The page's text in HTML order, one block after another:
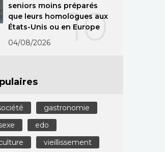
10
seniors moins préparés
que leurs homologues aux
États-Unis ou en Europe
04/08/2026
gastronomie
edo
vieillissement